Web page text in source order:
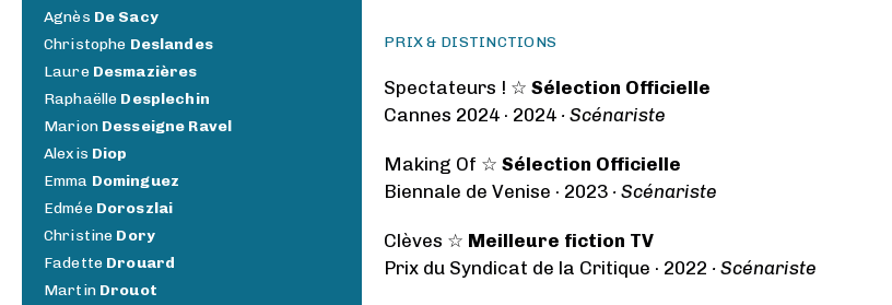
Agnès De Sacy
Christophe Deslandes
Laure Desmazières
Raphaëlle Desplechin
Marion Desseigne Ravel
Alexis Diop
Emma Dominguez
Edmée Doroszlai
Christine Dory
Fadette Drouard
Martin Drouot
PRIX & DISTINCTIONS
Spectateurs ! ☆ Sélection Officielle
Cannes 2024 · 2024 · Scénariste
Making Of ☆ Sélection Officielle
Biennale de Venise · 2023 · Scénariste
Clèves ☆ Meilleure fiction TV
Prix du Syndicat de la Critique · 2022 · Scénariste